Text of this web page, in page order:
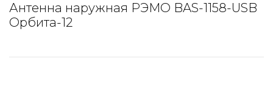
Антенна наружная РЭМО BAS-1158-USB
Орбита-12